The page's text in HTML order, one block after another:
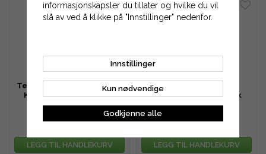
Tershine Purify S Original -
Keramisk bilshampo - 5
liter
LEGG TIL HANDLEKURV
Tershine Extract -
Ferdigblandet alkalisk
avfetting - 1 liter
LEGG TIL HANDLEKURV
informasjonskapsler du tillater og hvilke du vil
slå av ved å klikke på "Innstillinger" nedenfor.
Innstillinger
Kun nødvendige
Godkjenne alle